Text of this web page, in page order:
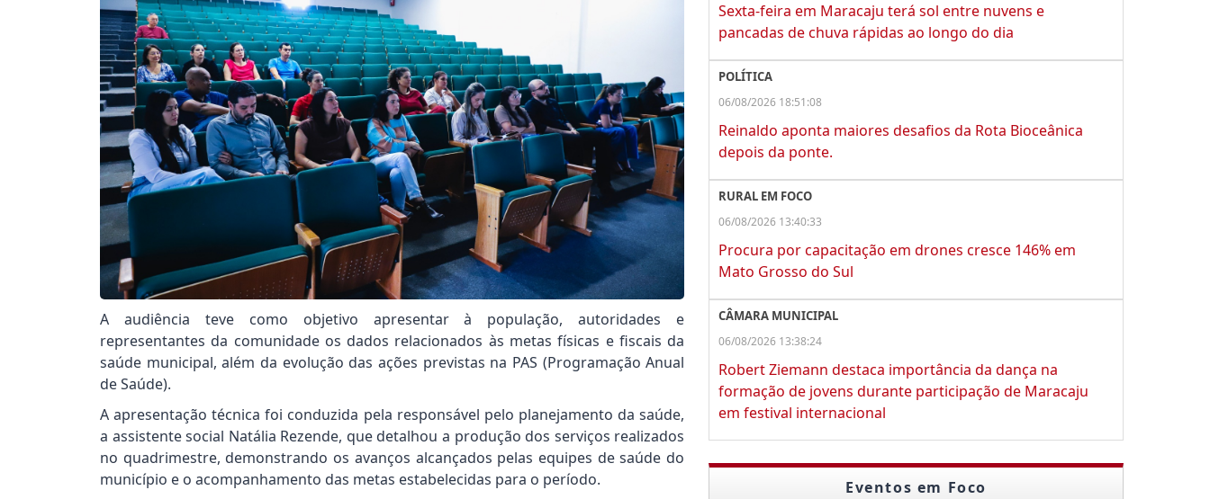
A audiência teve como objetivo apresentar à população, autoridades e
representantes da comunidade os dados relacionados às metas físicas e fiscais da
saúde municipal, além da evolução das ações previstas na PAS (Programação Anual
de Saúde).
A apresentação técnica foi conduzida pela responsável pelo planejamento da saúde,
a assistente social Natália Rezende, que detalhou a produção dos serviços realizados
no quadrimestre, demonstrando os avanços alcançados pelas equipes de saúde do
município e o acompanhamento das metas estabelecidas para o período.
Sexta-feira em Maracaju terá sol entre nuvens e
pancadas de chuva rápidas ao longo do dia
POLÍTICA
06/08/2026 18:51:08
Reinaldo aponta maiores desafios da Rota Bioceânica
depois da ponte.
RURAL EM FOCO
06/08/2026 13:40:33
Procura por capacitação em drones cresce 146% em
Mato Grosso do Sul
CÂMARA MUNICIPAL
06/08/2026 13:38:24
Robert Ziemann destaca importância da dança na
formação de jovens durante participação de Maracaju
em festival internacional
Eventos em Foco